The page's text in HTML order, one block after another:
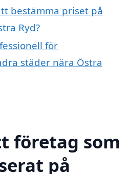
bestämma priset på
Ryd?
för
städer nära Östra
företag som
på